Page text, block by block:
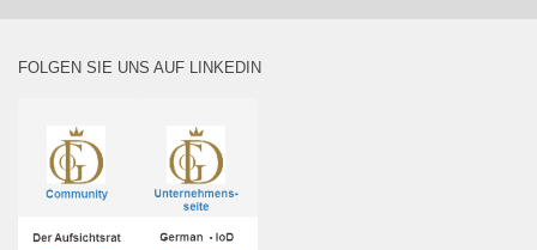
FOLGEN SIE UNS AUF LINKEDIN